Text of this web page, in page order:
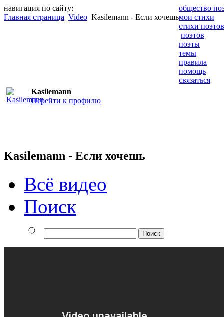
навигация по сайту:
Главная страница Video Kasilemann - Если хочешь
общество
мои стихи
стихи поэтов
поэтов
поэты
темы
правила
помощь
связаться
Kasilemann
Перейти к профилю
Kasilemann - Если хочешь
Всё видео
Поиск